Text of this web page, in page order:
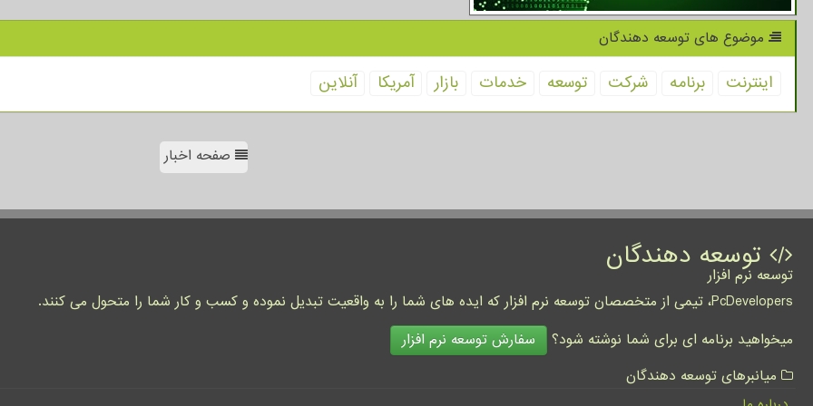
موضوع های توسعه دهندگان
اینترنت برنامه شركت توسعه خدمات بازار آمریكا آنلاین
صفحه اخبار
توسعه دهندگان
توسعه نرم افزار
PcDevelopers، تیمی از متخصصان توسعه نرم افزار که ایده های شما را به واقعیت تبدیل نموده و کسب و کار شما را متحول می کنند.
میخواهید برنامه ای برای شما نوشته شود؟
سفارش توسعه نرم افزار
میانبرهای توسعه دهندگان